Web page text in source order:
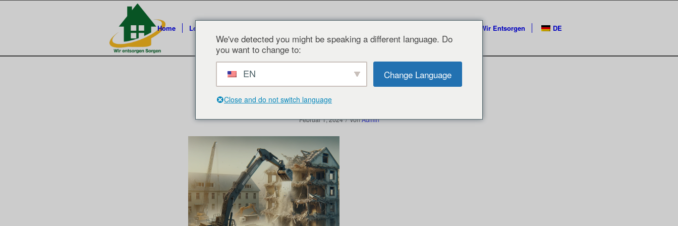
Home Leistungen Firmenphilosophie von Wir Entsorgen DE
Abb. 6
Februar 1, 2024 / vonAdmin
We've detected you might be speaking a different language. Do
you want to change to:
EN Change Language
Close and do not switch language